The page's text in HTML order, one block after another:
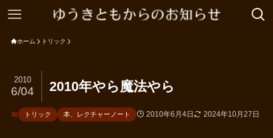
ホーム トリック
2010年やら魔法やら
2010
6/04
トリック 本、レクチャーノート 2010年6月4日 2024年10月27日